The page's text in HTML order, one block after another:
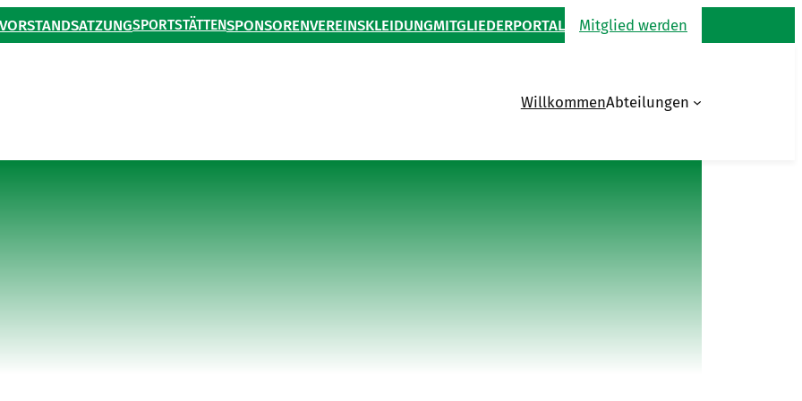
VORSTANDSATZUNGSPORTSTÄTTENSPONSORENVEREINSKLEIDUNGMITGLIEDERPORTAL Mitglied werden
WillkommenAbteilungen